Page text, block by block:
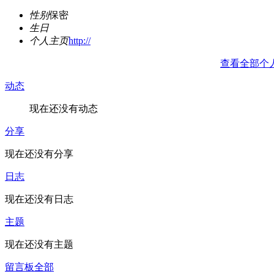
性别保密
生日
个人主页http://
查看全部个
动态
现在还没有动态
分享
现在还没有分享
日志
现在还没有日志
主题
现在还没有主题
留言板全部